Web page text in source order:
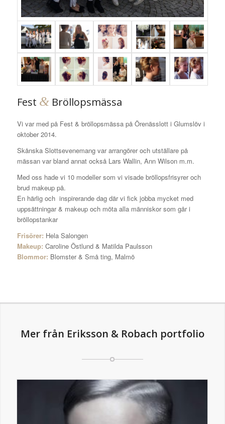
Fest &Bröllopsmässa
Vi var med på Fest & bröllopsmässa på Örenässlott i Glumslöv i
oktober 2014.
Skånska Slottsevenemang var arrangörer och utställare på
mässan var bland annat också Lars Wallin, Ann Wilson m.m.
Med oss hade vi 10 modeller som vi visade bröllopsfrisyrer och
brud makeup på.
En härlig och inspirerande dag där vi fick jobba mycket med
uppsättningar & makeup och möta alla människor som går i
bröllopstankar
Frisörer: Hela Salongen
Makeup: Caroline Östlund & Matilda Paulsson
Blommor: Blomster & Små ting, Malmö
Mer från Eriksson & Robach portfolio